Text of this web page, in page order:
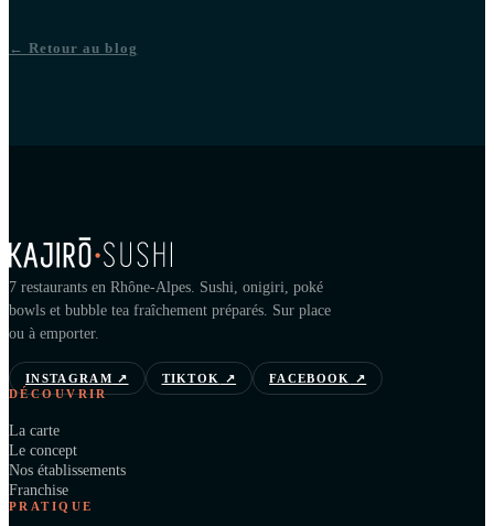
← Retour au blog
7 restaurants en Rhône-Alpes. Sushi, onigiri, poké
bowls et bubble tea fraîchement préparés. Sur place
ou à emporter.
INSTAGRAM ↗ TIKTOK ↗ FACEBOOK
↗
DÉCOUVRIR
La carte
Le concept
Nos établissements
Franchise
PRATIQUE